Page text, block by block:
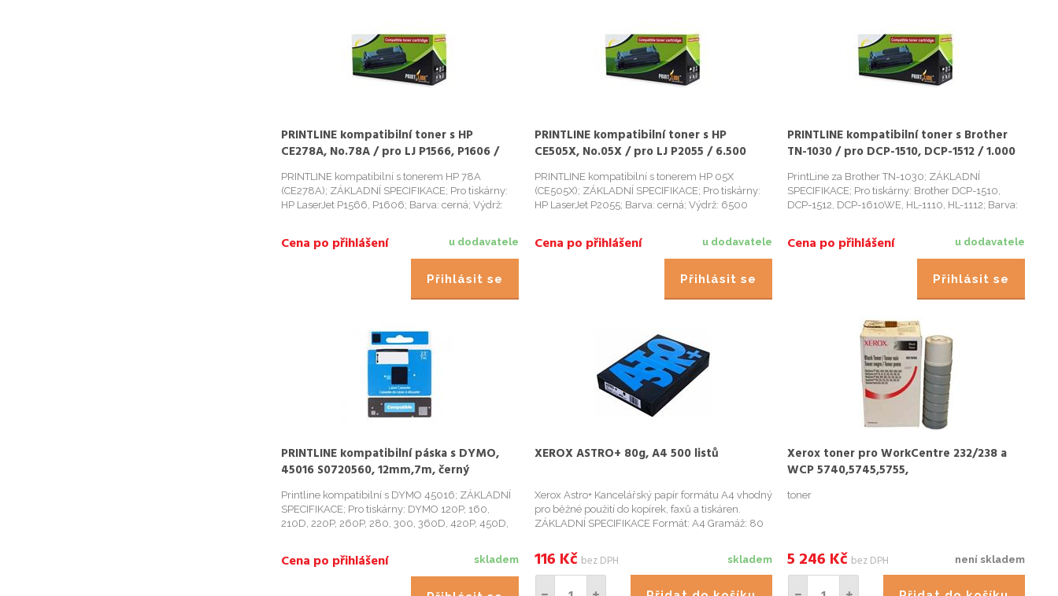
PRINTLINE kompatibilní toner s HP
CE278A, No.78A / pro LJ P1566, P1606 /
2.100 stran, černý
PRINTLINE kompatibilní s tonerem HP 78A
(CE278A); ZÁKLADNÍ SPECIFIKACE; Pro tiskárny:
HP LaserJet P1566, P1606; Barva: cerná; Výdrž:
u dodavatele
Cena po přihlášení
Přihlásit se
PRINTLINE kompatibilní toner s HP
CE505X, No.05X / pro LJ P2055 / 6.500
stran, černý
PRINTLINE kompatibilní s tonerem HP 05X
(CE505X); ZÁKLADNÍ SPECIFIKACE; Pro tiskárny:
HP LaserJet P2055; Barva: cerná; Výdrž: 6500
u dodavatele
Cena po přihlášení
Přihlásit se
PRINTLINE kompatibilní toner s Brother
TN-1030 / pro DCP-1510, DCP-1512 / 1.000
stran, černý
PrintLine za Brother TN-1030; ZÁKLADNÍ
SPECIFIKACE; Pro tiskárny: Brother DCP-1510,
DCP-1512, DCP-1610WE, HL-1110, HL-1112; Barva:
u dodavatele
Cena po přihlášení
Přihlásit se
PRINTLINE kompatibilní páska s DYMO,
45016 S0720560, 12mm,7m, černý
tisk/modrý podklad, D1
Printline kompatibilní s DYMO 45016; ZÁKLADNÍ
SPECIFIKACE; Pro tiskárny: DYMO 120P, 160,
210D, 220P, 260P, 280, 300, 360D, 420P, 450D,
LabelPoint 350, 450...
skladem
Cena po přihlášení
XEROX ASTRO+ 80g, A4 500 listů
Xerox Astro+ Kancelářský papír formátu A4 vhodný
pro běžné použití do kopírek, faxů a tiskáren.
ZÁKLADNÍ SPECIFIKACE Formát: A4 Gramáž: 80
skladem
116 Kč bez DPH
Xerox toner pro WorkCentre 232/238 a
WCP 5740,5745,5755,
toner
není skladem
5 246 Kč bez DPH